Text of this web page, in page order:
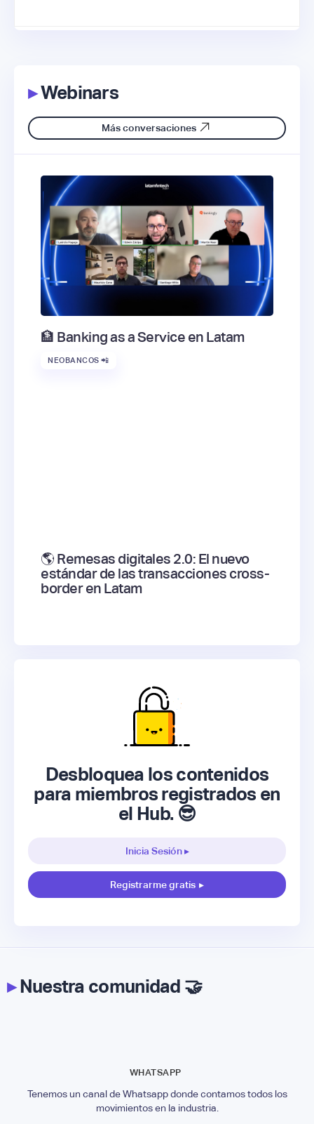
▸Webinars
Más conversaciones
🏦 Banking as a Service en Latam
NEOBANCOS 📲
🌎 Remesas digitales 2.0: El nuevo
estándar de las transacciones cross-
border en Latam
Desbloquea los contenidos
para miembros registrados en
el Hub. 😎
Inicia Sesión ▸
Registrarme gratis ▸
▸Nuestra comunidad 🤝
WHATSAPP
Tenemos un canal de Whatsapp donde contamos todos los
movimientos en la industria.